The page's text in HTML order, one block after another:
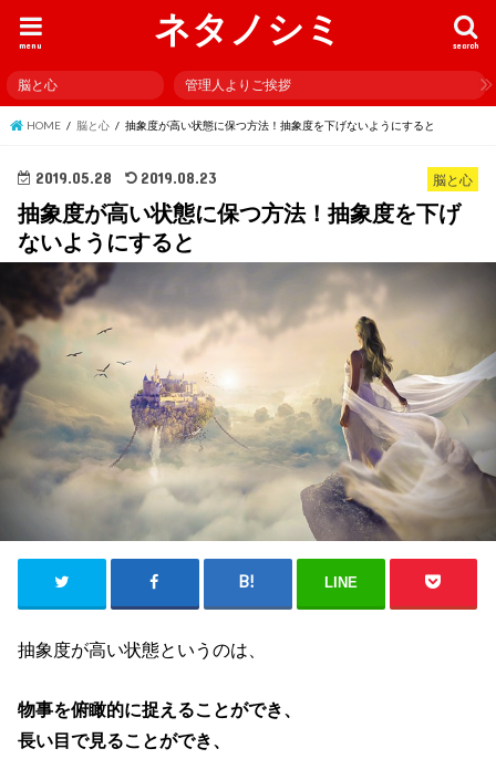
ネタノシミ search
menu
脳と心 管理人よりご挨拶
HOME 脳と心 抽象度が高い状態に保つ方法！抽象度を下げないようにすると
脳と心
2019.05.28 2019.08.23
抽象度が高い状態に保つ方法！抽象度を下げ
ないようにすると
LINE
抽象度が高い状態というのは、
物事を俯瞰的に捉えることができ、
長い目で見ることができ、